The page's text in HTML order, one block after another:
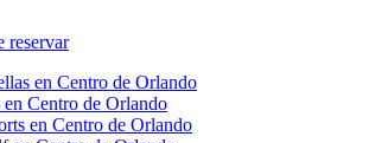
reservar
en Centro de Orlando
Centro de Orlando
en Centro de Orlando